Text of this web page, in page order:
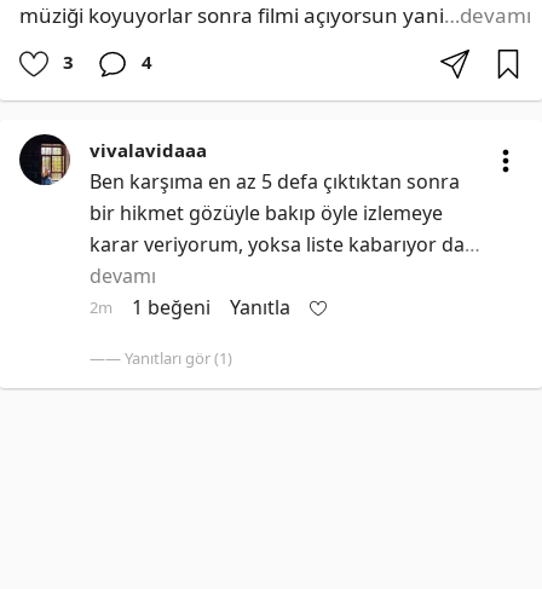
müziği koyuyorlar sonra filmi açıyorsun yani…devamı
3 4
vivalavidaaa
Ben karşıma en az 5 defa çıktıktan sonra
bir hikmet gözüyle bakıp öyle izlemeye
karar veriyorum, yoksa liste kabarıyor da…
devamı
2m 1 beğeni Yanıtla
—— Yanıtları gör (1)